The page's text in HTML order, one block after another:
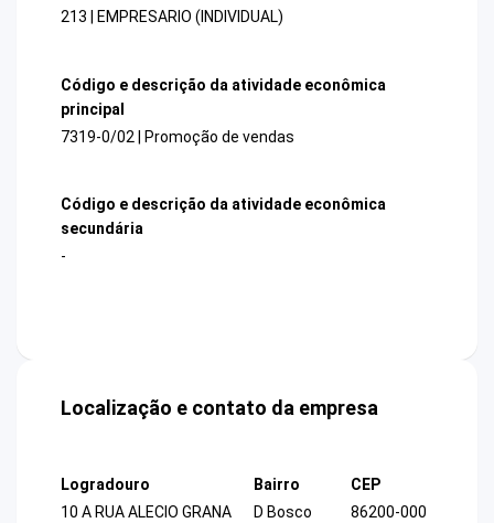
213 | EMPRESARIO (INDIVIDUAL)
Código e descrição da atividade econômica
principal
7319-0/02 | Promoção de vendas
Código e descrição da atividade econômica
secundária
-
Localização e contato da empresa
Logradouro
10 A RUA ALECIO GRANA
Bairro
D Bosco
CEP
86200-000